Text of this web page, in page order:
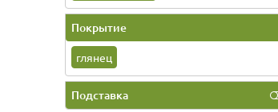
Покрытие
глянец
Подставка